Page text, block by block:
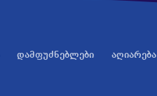
დამფუძნებლები აღიარება